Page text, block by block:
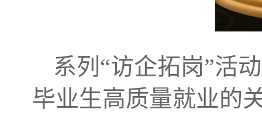
系列“访企拓岗”活
毕业生高质量就业的